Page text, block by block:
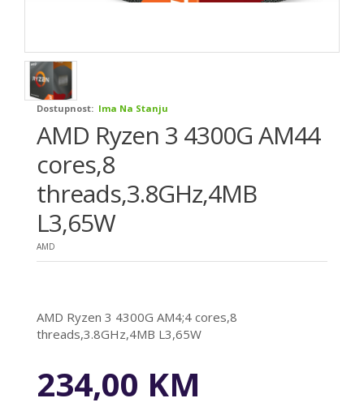
Dostupnost: Ima Na Stanju
AMD Ryzen 3 4300G AM44
cores,8
threads,3.8GHz,4MB
L3,65W
AMD
AMD Ryzen 3 4300G AM4;4 cores,8
threads,3.8GHz,4MB L3,65W
234,00 KM